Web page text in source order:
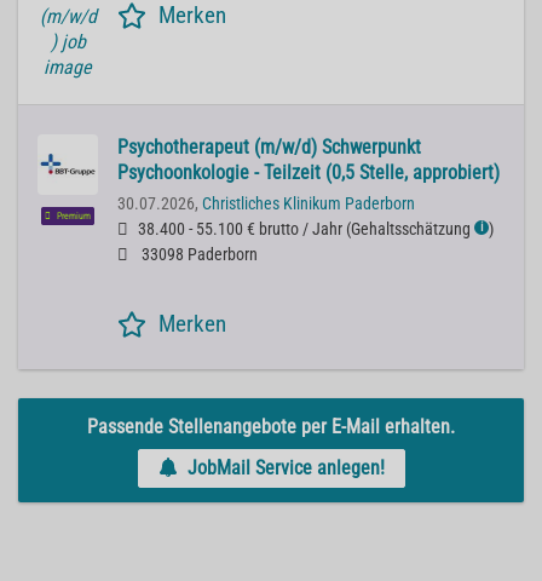
Merken
Premium
Psychotherapeut (m/w/d) Schwerpunkt
Psychoonkologie - Teilzeit (0,5 Stelle, approbiert)
30.07.2026, Christliches Klinikum Paderborn
38.400 - 55.100 € brutto / Jahr (Gehaltsschätzung ℹ )
33098 Paderborn
Merken
Passende Stellenangebote per E-Mail erhalten.
JobMail Service anlegen!